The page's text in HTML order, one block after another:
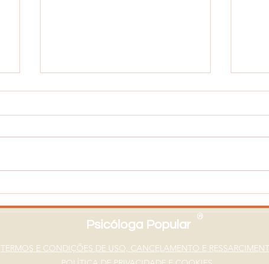
Saudável
Psicóloga Popular
®
TERMOS E CONDIÇÕES DE USO, CANCELAMENTO E